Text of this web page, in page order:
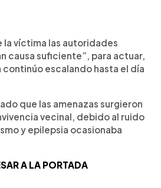
la víctima las autoridades
causa suficiente”, para actuar,
continúo escalando hasta el día
que las amenazas surgieron
vecinal, debido al ruido
y epilepsia ocasionaba
A LA PORTADA